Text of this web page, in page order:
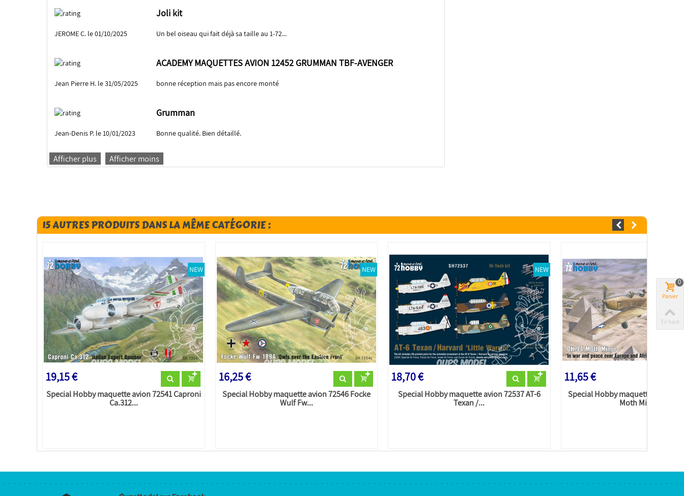
Joli kit
JEROME C. le 01/10/2025 Un bel oiseau qui fait déjà sa taille au 1-72...
ACADEMY MAQUETTES AVION 12452 GRUMMAN TBF-AVENGER
Jean Pierre H. le 31/05/2025 bonne réception mais pas encore monté
Grumman
Jean-Denis P. le 10/01/2023 Bonne qualité. Bien détaillé.
Afficher plus Afficher moins
15 AUTRES PRODUITS DANS LA MÊME CATÉGORIE :
NEW
19,15 €
Special Hobby maquette avion 72541 Caproni
Ca.312...
NEW
16,25 €
Special Hobby maquette avion 72546 Focke
Wulf Fw...
NEW
18,70 €
Special Hobby maquette avion 72537 AT-6
Texan /...
11,65 €
Special Hobby maquette avion
Moth Minor...
Panier
0
En haut